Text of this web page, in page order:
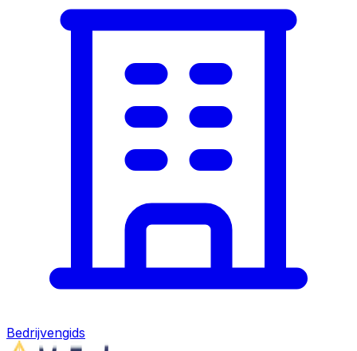
Bedrijvengids